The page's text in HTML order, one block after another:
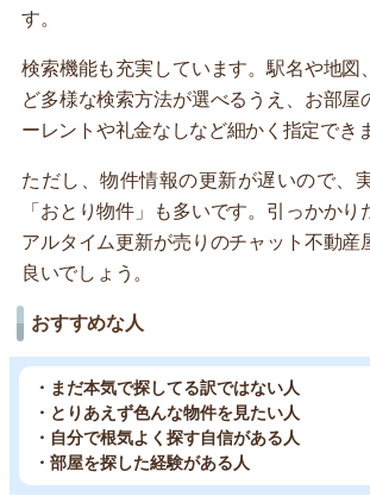
す。
検索機能も充実しています。駅名や地図
ど多様な検索方法が選べるうえ、お部屋
ーレントや礼金なしなど細かく指定でき
ただし、物件情報の更新が遅いので、
「おとり物件」も多いです。引っかかり
アルタイム更新が売りのチャット不動産
良いでしょう。
おすすめな人
・まだ本気で探してる訳ではない人
・とりあえず色んな物件を見たい人
・自分で根気よく探す自信がある人
・部屋を探した経験がある人